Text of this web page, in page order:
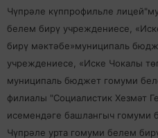
Чүпрәле күппрофильле
белем бирү учреждениесе,
бирү мәктәбе»муниципаль
учреждениесе, «Иске Чокалы
муниципаль бюджет гомуми
филиалы "Социалистик Хезмәт
исемендәге башлангыч гомуми
Чүпрәле урта гомуми белем